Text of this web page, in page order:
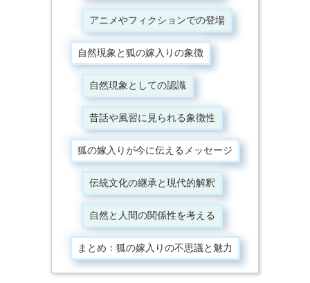
アニメやフィクションでの登場
自然現象と狐の嫁入りの象徴
自然現象としての認識
昔話や風習に見られる象徴性
狐の嫁入りが今に伝えるメッセージ
伝統文化の継承と現代的解釈
自然と人間の関係性を考える
まとめ：狐の嫁入りの不思議と魅力